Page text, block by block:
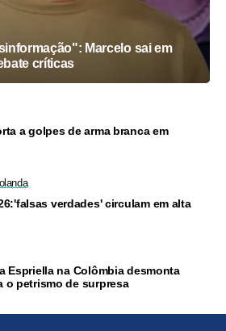
Marcelo sai em
críticas
a golpes de arma branca em
verdades' circulam em alta
Espriella na Colômbia desmonta
o petrismo de surpresa